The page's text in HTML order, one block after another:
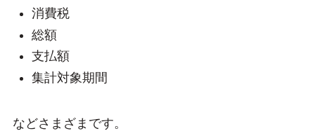
消費税
総額
支払額
集計対象期間
などさまざまです。